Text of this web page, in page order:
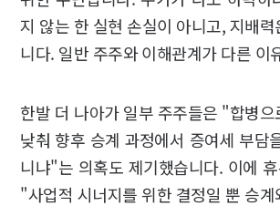
지 않는 한 실현 손실이 아니고, 지배
니다. 일반 주주와 이해관계가 다른 이
한발 더 나아가 일부 주주들은 "합병
낮춰 향후 승계 과정에서 증여세 부담
니냐"는 의혹도 제기했습니다. 이에
"사업적 시너지를 위한 결정일 뿐 승